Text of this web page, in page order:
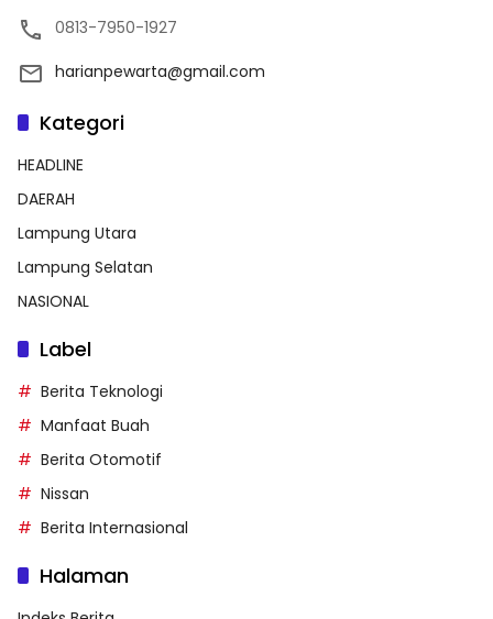
0813-7950-1927
harianpewarta@gmail.com
Kategori
HEADLINE
DAERAH
Lampung Utara
Lampung Selatan
NASIONAL
Label
Berita Teknologi
Manfaat Buah
Berita Otomotif
Nissan
Berita Internasional
Halaman